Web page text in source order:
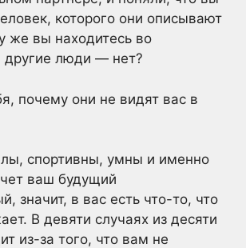
которого они описывают
же вы находитесь во
другие люди — нет?
почему они не видят вас в
спортивны, умны и именно
ваш будущий
значит, в вас есть что-то, что
В девяти случаях из десяти
из-за того, что вам не